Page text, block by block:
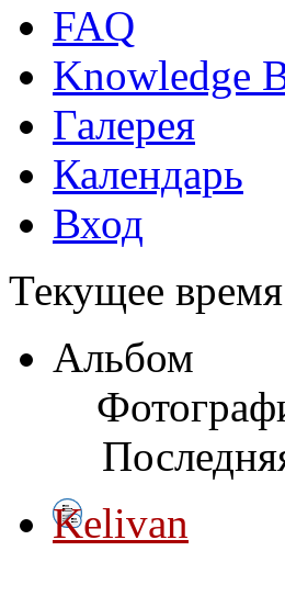
FAQ
Knowledge
Галерея
Календарь
Вход
Текущее
Альбом
Kelivan